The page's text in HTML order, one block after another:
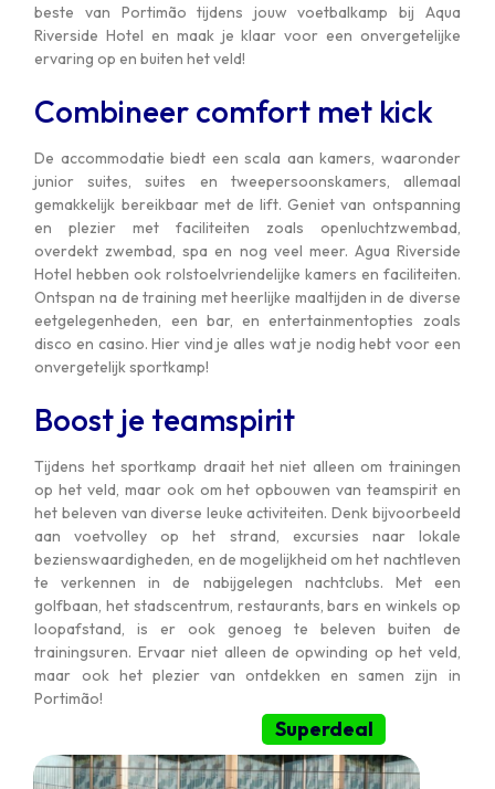
beste van Portimão tijdens jouw voetbalkamp bij Aqua
Riverside Hotel en maak je klaar voor een onvergetelijke
ervaring op en buiten het veld!
Combineer comfort met kick
De accommodatie biedt een scala aan kamers, waaronder
junior suites, suites en tweepersoonskamers, allemaal
gemakkelijk bereikbaar met de lift. Geniet van ontspanning
en plezier met faciliteiten zoals openluchtzwembad,
overdekt zwembad, spa en nog veel meer. Agua Riverside
Hotel hebben ook rolstoelvriendelijke kamers en faciliteiten.
Ontspan na de training met heerlijke maaltijden in de diverse
eetgelegenheden, een bar, en entertainmentopties zoals
disco en casino. Hier vind je alles wat je nodig hebt voor een
onvergetelijk sportkamp!
Boost je teamspirit
Tijdens het sportkamp draait het niet alleen om trainingen
op het veld, maar ook om het opbouwen van teamspirit en
het beleven van diverse leuke activiteiten. Denk bijvoorbeeld
aan voetvolley op het strand, excursies naar lokale
bezienswaardigheden, en de mogelijkheid om het nachtleven
te verkennen in de nabijgelegen nachtclubs. Met een
golfbaan, het stadscentrum, restaurants, bars en winkels op
loopafstand, is er ook genoeg te beleven buiten de
trainingsuren. Ervaar niet alleen de opwinding op het veld,
maar ook het plezier van ontdekken en samen zijn in
Portimão!
Superdeal